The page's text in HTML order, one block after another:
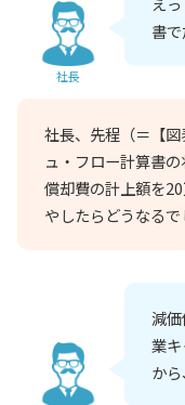
社長
書
社長、先程（＝【
ュ・フロー計算書
償却費の計上額を
やしたらどうなるで
減
業
か